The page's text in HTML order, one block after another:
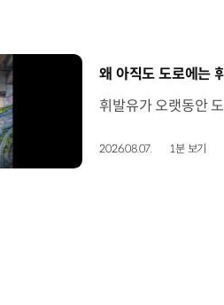
[동영상]
왜 아직도 도로에는
2026.08.07. 1분 보기